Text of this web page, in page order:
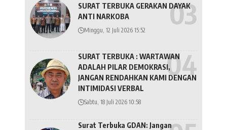
SURAT TERBUKA GERAKAN DAYAK
ANTI NARKOBA
Minggu, 12 Juli 2026 15:52
SURAT TERBUKA : WARTAWAN
ADALAH PILAR DEMOKRASI,
JANGAN RENDAHKAN KAMI DENGAN
INTIMIDASI VERBAL
Sabtu, 18 Juli 2026 10:58
Surat Terbuka GDAN: Jangan